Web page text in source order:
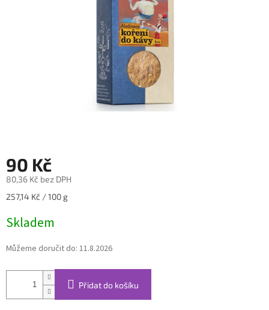
90 Kč
80,36 Kč bez DPH
Měrná
257,14 Kč / 100 g
Skladem
Můžeme doručit do: 11.8.2026
Přidat do košíku